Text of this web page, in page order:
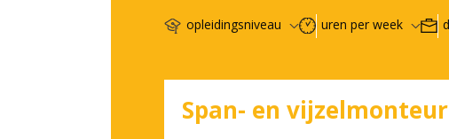
Span- en vijzelmonteur